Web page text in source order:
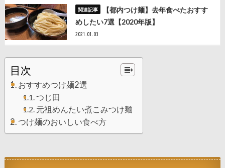
【都内つけ麺】去年食べたおすす
めしたい7選【2020年版】
2021.01.03
目次
おすすめつけ麺2選
つじ田
元祖めんたい煮こみつけ麺
つけ麺のおいしい食べ方